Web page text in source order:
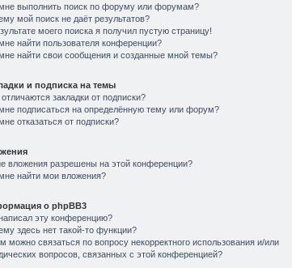
выполнить поиск по форуму или форумам?
мой поиск не даёт результатов?
моего поиска я получил пустую страницу!
найти пользователя конференции?
найти свои сообщения и созданные мной темы?
и подписка на темы
закладки от подписки?
подписаться на определённую тему или форум?
отказаться от подписки?
вложения разрешены на этой конференции?
найти мои вложения?
о phpBB3
эту конференцию?
здесь нет такой-то функции?
можно связаться по вопросу некорректного использования и/или
вопросов, связанных с этой конференцией?